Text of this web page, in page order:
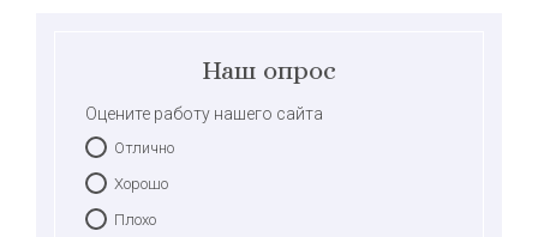
Наш опрос
Оцените работу нашего сайта
Отлично
Хорошо
Плохо